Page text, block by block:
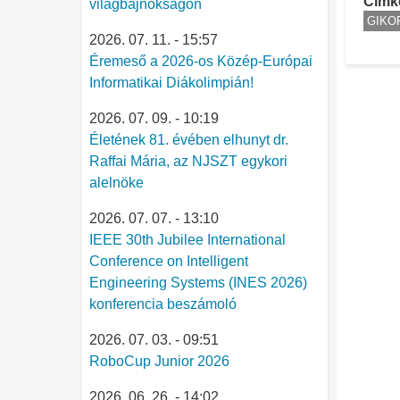
világbajnokságon
2026. 07. 11. - 15:57
Éremeső a 2026-os Közép-Európai
Informatikai Diákolimpián!
2026. 07. 09. - 10:19
Életének 81. évében elhunyt dr.
Raffai Mária, az NJSZT egykori
alelnöke
2026. 07. 07. - 13:10
IEEE 30th Jubilee International
Conference on Intelligent
Engineering Systems (INES 2026)
konferencia beszámoló
2026. 07. 03. - 09:51
RoboCup Junior 2026
2026. 06. 26. - 14:02